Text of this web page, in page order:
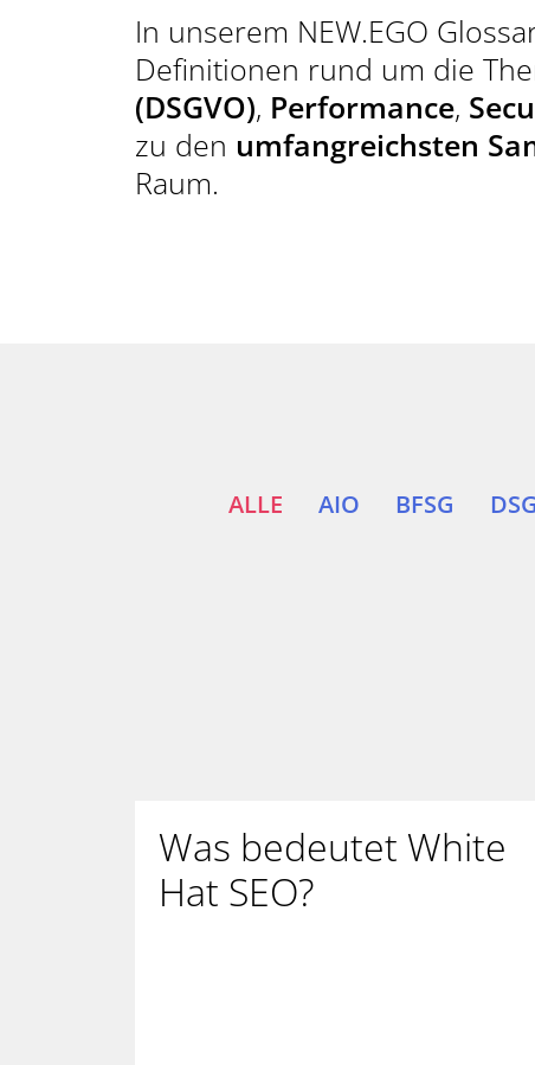
KONTAKT AUFNEHMEN
TYPO3 BLOG
In unserem NEW.EGO
Definitionen rund um die
(DSGVO), Performance,
zu den umfangreichsten
Raum.
ALLE AIO BFSG
Was bedeutet White
Hat SEO?